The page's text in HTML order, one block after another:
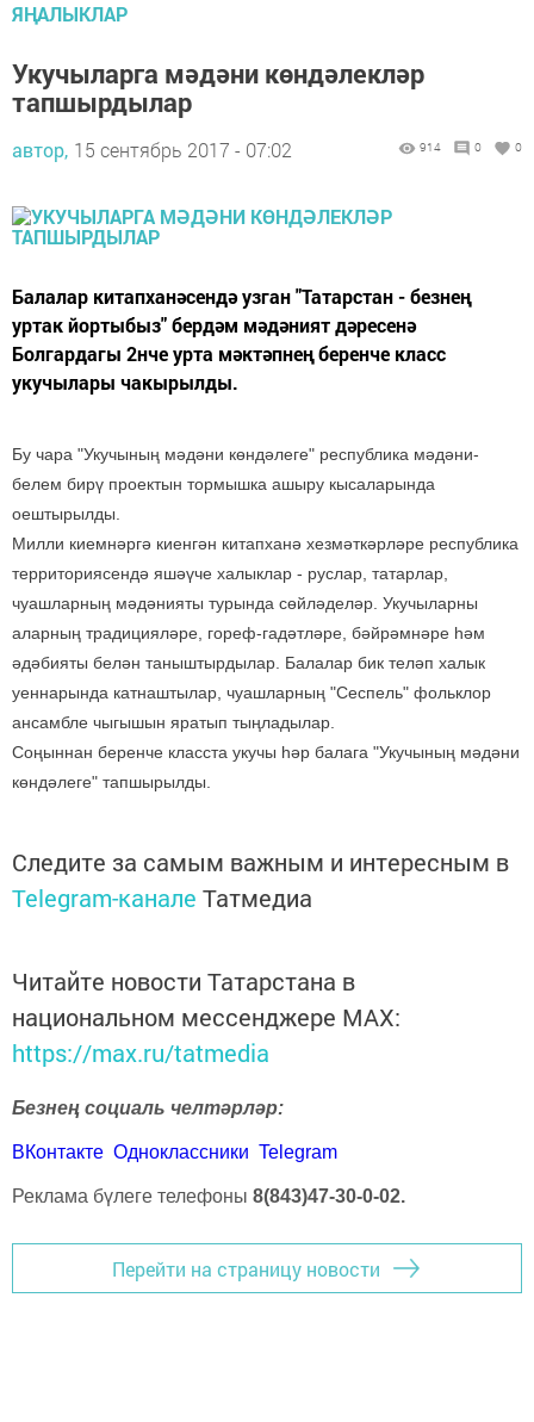
ЯҢАЛЫКЛАР
Укучыларга мәдәни көндәлекләр
тапшырдылар
автор, 15 сентябрь 2017 - 07:02 914 0 0
Балалар китапханәсендә узган "Татарстан - безнең
уртак йортыбыз" бердәм мәдәният дәресенә
Болгардагы 2нче урта мәктәпнең беренче класс
укучылары чакырылды.
Бу чара "Укучының мәдәни көндәлеге" республика мәдәни-
белем бирү проектын тормышка ашыру кысаларында
оештырылды.
Милли киемнәргә киенгән китапханә хезмәткәрләре республика
территориясендә яшәүче халыклар - руслар, татарлар,
чуашларның мәдәнияты турында сөйләделәр. Укучыларны
аларның традицияләре, гореф-гадәтләре, бәйрәмнәре һәм
әдәбияты белән таныштырдылар. Балалар бик теләп халык
уеннарында катнаштылар, чуашларның "Сеспель" фольклор
ансамбле чыгышын яратып тыңладылар.
Соңыннан беренче класста укучы һәр балага "Укучының мәдәни
көндәлеге" тапшырылды.
Следите за самым важным и интересным в
Telegram-канале Татмедиа
Читайте новости Татарстана в
национальном мессенджере MАХ:
https://max.ru/tatmedia
Безнең социаль челтәрләр:
ВКонтакте Одноклассники Telegram
Реклама бүлеге телефоны 8(843)47-30-0-02.
Перейти на страницу новости